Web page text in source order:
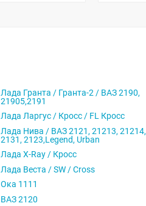
Лада Гранта / Гранта-2 / ВАЗ 2190,
21905,2191
Лада Ларгус / Кросс / FL Кросс
Лада Нива / ВАЗ 2121, 21213, 21214,
2131, 2123,Legend, Urban
Лада X-Ray / Кросс
Лада Веста / SW / Cross
Ока 1111
ВАЗ 2120